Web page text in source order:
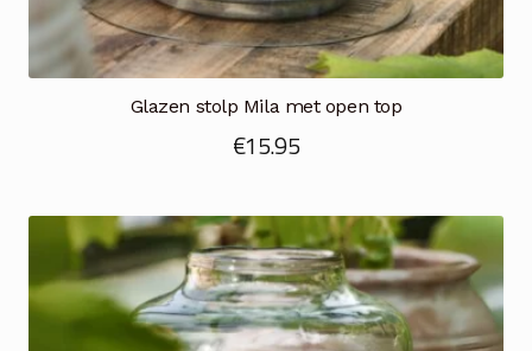
Glazen stolp Mila met open top
€15.95